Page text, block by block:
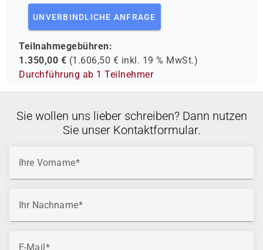
UNVERBINDLICHE ANFRAGE
Teilnahmegebühren:
1.350,00 € (1.606,50 € inkl. 19 % MwSt.)
Durchführung ab 1 Teilnehmer
Sie wollen uns lieber schreiben? Dann nutzen
Sie unser Kontaktformular.
Ihre Vorname
Ihr Nachname
E-Mail